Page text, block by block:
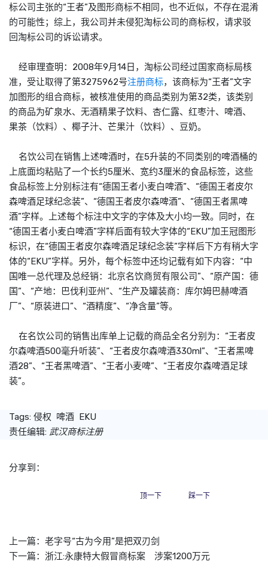
标公司主张的“王者”及图形商标不相同，也不近似，不存在混淆
的可能性；综上，我公司并未侵犯淘标公司的商标权，请求驳
回淘标公司的诉讼请求。
经审理查明：2008年9月14日，淘标公司经过国家商标局核
准，受让取得了第3275962号注册商标，该商标为“王者”文字
加图形的组合商标，被核准使用的商品类别为第32类，该类别
的商品为矿泉水、无酒精果子饮料、杏仁露、红枣汁、啤酒、
果茶（饮料）、椰子汁、芒果汁（饮料）、豆奶。
名饮公司在销售上述啤酒时，在5升装的不同类别的啤酒桶的
上底面均粘贴了一个长约5厘米、宽约3厘米的食品标签，这些
食品标签上分别标注有“德国王者小麦白啤酒”、“德国王者皮尔
森啤酒足球纪念装”、“德国王者皮尔森啤酒”、“德国王者黑啤
酒”字样。上述每个标注中文字的字体及大小均一致。同时，在
“德国王者小麦白啤酒”字样后面有较大字体的“EKU”加王冠图形
标识，在“德国王者皮尔森啤酒足球纪念装”字样后下方有稍大字
体的“EKU”字样。另外，每个标签中还均记载有如下内容：“中
国唯一总代理及总经销：北京名饮商贸有限公司”、“原产国：德
国”、“产地：巴伐利亚州”、“生产及罐装商：库尔姆巴赫啤酒
厂”、“原装进口”、“酒精度”、“净含量”等。
在名饮公司的销售出库单上记载的商品全名分别为：“王者皮
尔森啤酒500毫升听装”、“王者皮尔森啤酒330ml”、“王者黑啤
酒28”、“王者黑啤酒”、“王者小麦啤”、“王者皮尔森啤酒足球
装”。
Tags: 侵权 啤酒 EKU
责任编辑: 武汉商标注册
分享到：
顶一下 踩一下
上一篇： 老字号“古为今用”是把双刃剑
下一篇： 浙江:永康特大假冒商标案 涉案1200万元